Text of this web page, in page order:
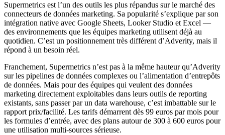
Supermetrics est l’un des outils les plus répandus sur le marché des
connecteurs de données marketing. Sa popularité s’explique par son
intégration native avec Google Sheets, Looker Studio et Excel —
des environnements que les équipes marketing utilisent déjà au
quotidien. C’est un positionnement très différent d’Adverity, mais il
répond à un besoin réel.
Franchement, Supermetrics n’est pas à la même hauteur qu’Adverity
sur les pipelines de données complexes ou l’alimentation d’entrepôts
de données. Mais pour des équipes qui veulent des données
marketing directement exploitables dans leurs outils de reporting
existants, sans passer par un data warehouse, c’est imbattable sur le
rapport prix/facilité. Les tarifs démarrent dès 99 euros par mois pour
les formules d’entrée, avec des plans autour de 300 à 600 euros pour
une utilisation multi-sources sérieuse.